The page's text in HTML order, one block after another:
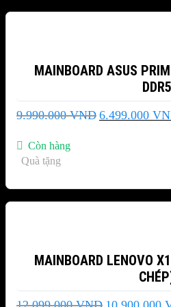
MAINBOARD ASUS
DDR5
9.990.000VND Giá
6.499.000
Còn hàng
Quà tặng
MAINBOARD LENOVO
Giá